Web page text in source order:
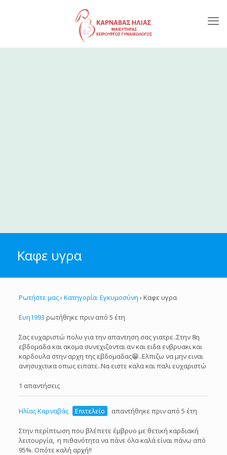
Καφε υγρα
Ρωτήστε μας› Κατηγορία: Εγκυμοσύνη › Καφε υγρα
Ευη1993 ρωτήθηκε πριν από 5 έτη
Σας ευχαριστώ πολυ για την απαντηση σας γιατρε..Στην 8η
εβδομαδα και ακομα συνεχιζονται αν και ειδα ενβρυακι και
καρδουλα στην αρχη της εβδομαδας😁..Ελπιζω να μην ειναι
ανησυχιτικα οπως ειπατε..Να ειστε καλα και παλι ευχαριστώ
1 απαντήσεις
Ηλίας Καρναβάς Επιτελείο απαντήθηκε πριν από 5 έτη
Στην περίπτωση που βλέπετε έμβρυο με θετική καρδιακή
λειτουργία, η πιθανότητα να πάνε όλα καλά είναι πάνω από
95%. Οπότε καλή αρχή!!